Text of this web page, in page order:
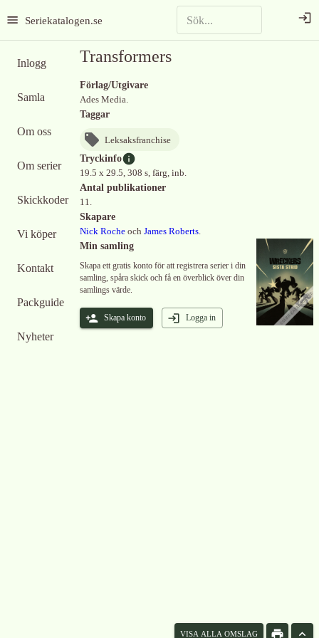
Seriekatalogen.se
Inlogg
Samla
Om oss
Om serier
Skickkoder
Vi köper
Kontakt
Packguide
Nyheter
Transformers
Förlag/Utgivare
Ades Media.
Taggar
Leksaksfranchise
Tryckinfo
19.5 x 29.5, 308 s, färg, inb.
Antal publikationer
11.
Skapare
Nick Roche och James Roberts.
Min samling
Skapa ett gratis konto för att registrera serier i din
samling, spåra skick och få en överblick över din
samlings värde.
Skapa konto Logga in
VISA ALLA OMSLAG